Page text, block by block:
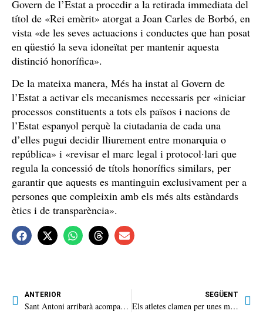
Govern de l’Estat a procedir a la retirada immediata del
títol de «Rei emèrit» atorgat a Joan Carles de Borbó, en
vista «de les seves actuacions i conductes que han posat
en qüestió la seva idoneïtat per mantenir aquesta
distinció honorífica».
De la mateixa manera, Més ha instat al Govern de
l’Estat a activar els mecanismes necessaris per «iniciar
processos constituents a tots els països i nacions de
l’Estat espanyol perquè la ciutadania de cada una
d’elles pugui decidir lliurement entre monarquia o
república» i «revisar el marc legal i protocol·lari que
regula la concessió de títols honorífics similars, per
garantir que aquests es mantinguin exclusivament per a
persones que compleixin amb els més alts estàndards
ètics i de transparència».
ANTERIOR
Sant Antoni arribarà acompanyat de mal temps
SEGÜENT
Els atletes clamen per unes millors instal.lacions a l’Infante Lois